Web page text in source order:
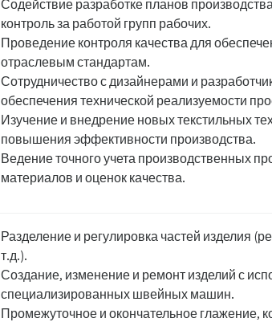
Содействие разработке планов
контроль за работой групп рабочих.
Проведение контроля качества для
отраслевым стандартам.
Сотрудничество с дизайнерами и
обеспечения технической реализуемости
Изучение и внедрение новых текстильных
повышения эффективности производства.
Ведение точного учета производственных
материалов и оценок качества.
Разделение и регулировка частей изделия
т.д.).
Создание, изменение и ремонт изделий с
специализированных швейных машин.
Промежуточное и окончательное глажение,